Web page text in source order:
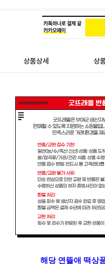
상품상세 상
해당 연뜰애 떡상